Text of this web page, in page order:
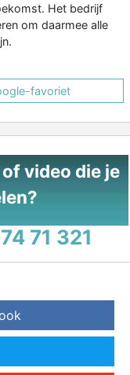
Het bedrijf
om daarmee alle
favoriet
video die je
71 321